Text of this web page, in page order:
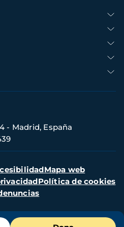
- Madrid, España
Mapa web
Política de cookies